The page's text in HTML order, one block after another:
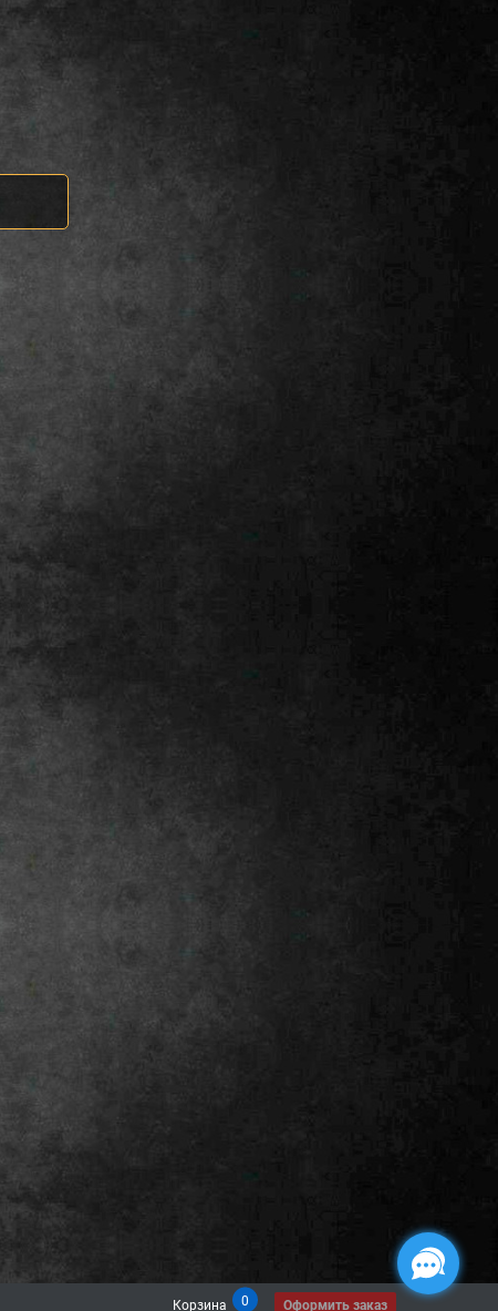
Корзина 0 Оформить заказ